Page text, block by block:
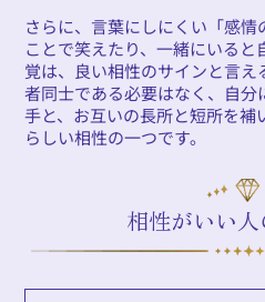
さらに、言葉にしにくい「感情
ことで笑えたり、一緒にいる
覚は、良い相性のサインと言
者同士である必要はなく、自分
手と、お互いの長所と短所を
らしい相性の一つです。
相性がいい人